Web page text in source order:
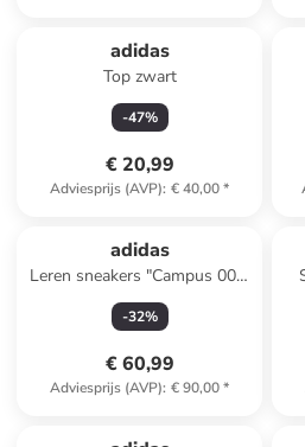
adidas
Top zwart
-47%
€ 20,99
Adviesprijs (AVP): € 40,00*
adidas
Leren sneakers "Campus 00s"
grijs
-32%
€ 60,99
Adviesprijs (AVP): € 90,00*